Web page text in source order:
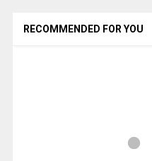
RECOMMENDED FOR YOU